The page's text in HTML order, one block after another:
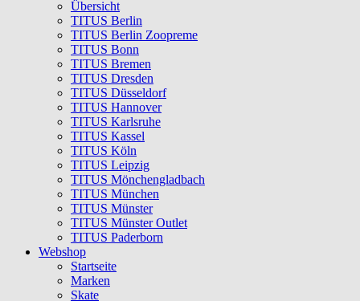
Übersicht
TITUS Berlin
TITUS Berlin Zoopreme
TITUS Bonn
TITUS Bremen
TITUS Dresden
TITUS Düsseldorf
TITUS Hannover
TITUS Karlsruhe
TITUS Kassel
TITUS Köln
TITUS Leipzig
TITUS Mönchengladbach
TITUS München
TITUS Münster
TITUS Münster Outlet
TITUS Paderborn
Webshop
Startseite
Marken
Skate